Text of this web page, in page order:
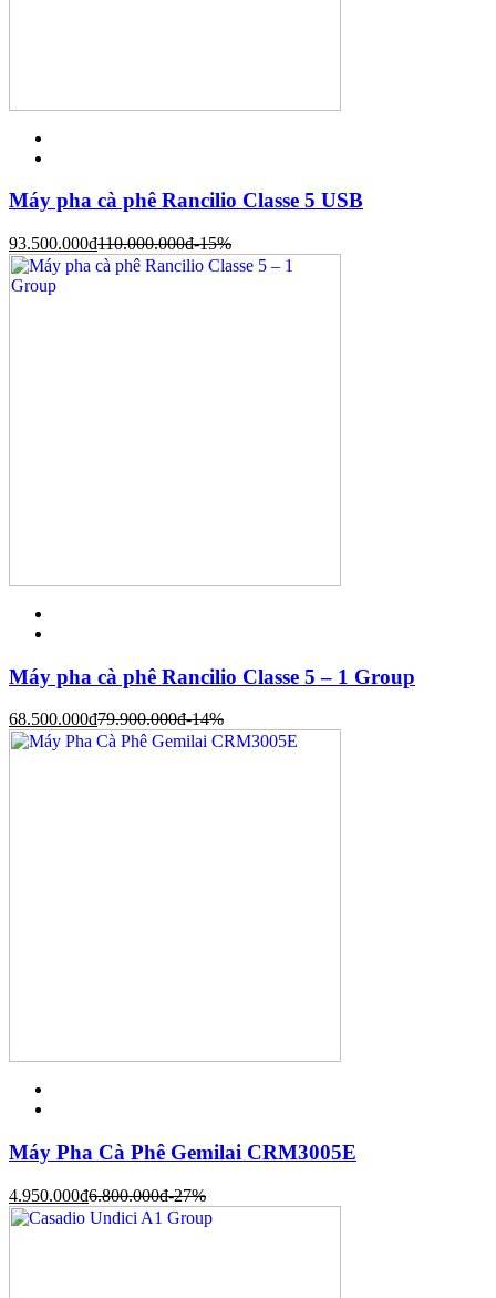
Máy pha cà phê Rancilio Classe 5 USB
93.500.000đ110.000.000đ-15%
Máy pha cà phê Rancilio Classe 5 – 1 Group
68.500.000đ79.900.000đ-14%
Máy Pha Cà Phê Gemilai CRM3005E
4.950.000đ6.800.000đ-27%